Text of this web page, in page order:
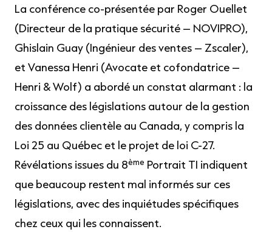
La conférence co-présentée par Roger Ouellet
(Directeur de la pratique sécurité – NOVIPRO),
Ghislain Guay (Ingénieur des ventes – Zscaler),
et Vanessa Henri (Avocate et cofondatrice –
Henri & Wolf) a abordé un constat alarmant : la
croissance des législations autour de la gestion
des données clientèle au Canada, y compris la
Loi 25 au Québec et le projet de loi C-27.
Révélations issues du 8ème Portrait TI indiquent
que beaucoup restent mal informés sur ces
législations, avec des inquiétudes spécifiques
chez ceux qui les connaissent.